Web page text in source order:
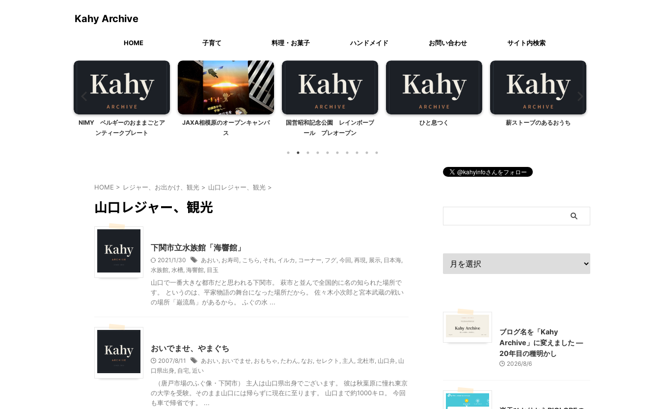
Kahy Archive
HOME 子育て 料理・お菓子 ハンドメイド お問い合わせ サイト内検索
NIMY ベルギーのおままごとア
ンティークプレート
JAXA相模原のオープンキャンパ
ス
国営昭和記念公園 レインボープ
ール プレオープン
ひと息つく 薪ストーブのあるおうち
HOME > レジャー、お出かけ、観光 > 山口レジャー、観光 >
山口レジャー、観光
下関市立水族館「海響館」
2021/1/30 あおい お寿司 こちら それ イルカ コーナー フグ 今回 再現 展示 日本海
水族館 水槽 海響館 目玉
山口で一番大きな都市だと思われる下関市。 萩市と並んで全国的に名の知られた場所で
す。 というのは、平家物語の舞台になった場所だから。 佐々木小次郎と宮本武蔵の戦い
の場所「巌流島」があるから。 ふぐの水 ...
おいでませ、やまぐち
2007/8/11 あおい おいでませ おもちゃ たわん なお セレクト 主人 北杜市 山口弁 山
口県出身 自宅 近い
（唐戸市場のふぐ像・下関市） 主人は山口県出身でございます。 彼は秋葉原に憧れ東京
の大学を受験。そのまま山口には帰らずに現在に至ります。 山口まで約1000キロ。 今回
も車で帰省です。 ...
ブログ名を「Kahy
Archive」に変えました ―
20年目の種明かし
2026/8/6